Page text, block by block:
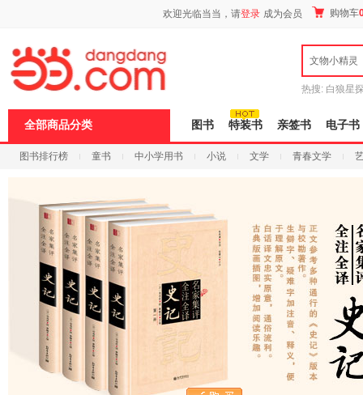
欢迎光临当当，请登录 成为会员 购物车
文物小精灵
热搜: 白狼星
全部商品分类 图书 特装书 亲签书 电子书
图书排行榜 童书 中小学用书 小说 文学 青春文学
页